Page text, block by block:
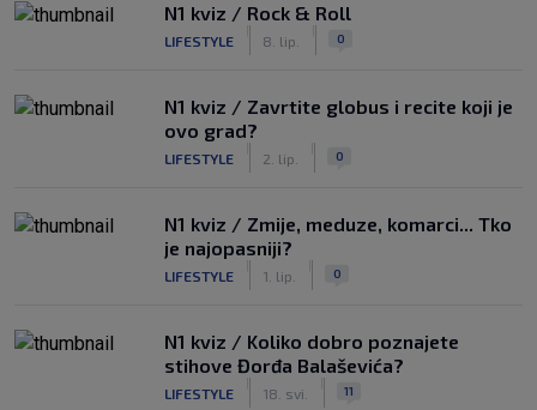
N1 kviz / Rock & Roll
LIFESTYLE 8. lip. 0
N1 kviz / Zavrtite globus i recite koji je
ovo grad?
LIFESTYLE 2. lip. 0
N1 kviz / Zmije, meduze, komarci... Tko
je najopasniji?
LIFESTYLE 1. lip. 0
N1 kviz / Koliko dobro poznajete
stihove Đorđa Balaševića?
LIFESTYLE 18. svi. 11